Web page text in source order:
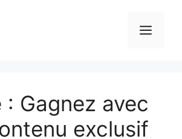
: Gagnez avec
exclusif